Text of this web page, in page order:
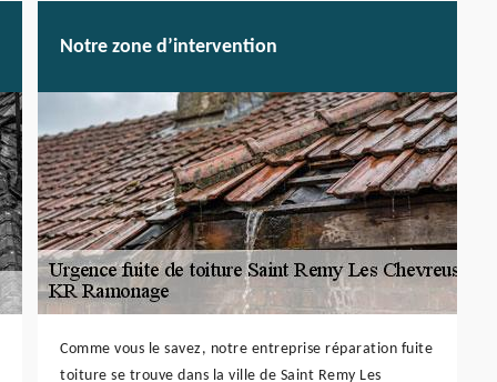
Notre zone d’intervention
Comme vous le savez, notre entreprise réparation fuite
toiture se trouve dans la ville de Saint Remy Les